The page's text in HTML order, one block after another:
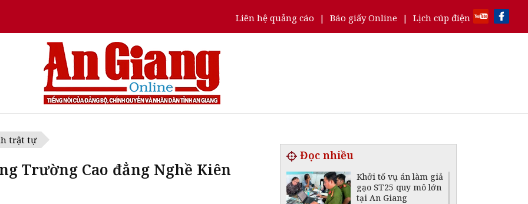
Liên hệ quảng cáo | Báo giấy Online | Lịch cúp điện
trật tự
Trường Cao đẳng Nghề Kiên
Đọc nhiều
Khởi tố vụ án làm giả
gạo ST25 quy mô lớn
tại An Giang